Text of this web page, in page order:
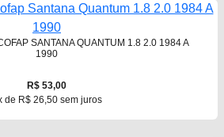
SANTANA QUANTUM 1.8 2.0 1984 A
1990
R$ 53,00
de R$ 26,50 sem juros